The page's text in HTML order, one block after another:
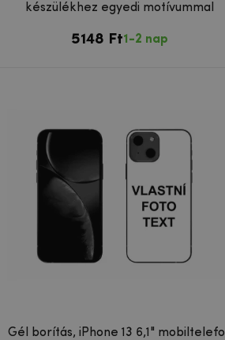
készülékhez egyedi motívummal
5148 Ft1-2 nap
Gél borítás, iPhone 13 6,1"